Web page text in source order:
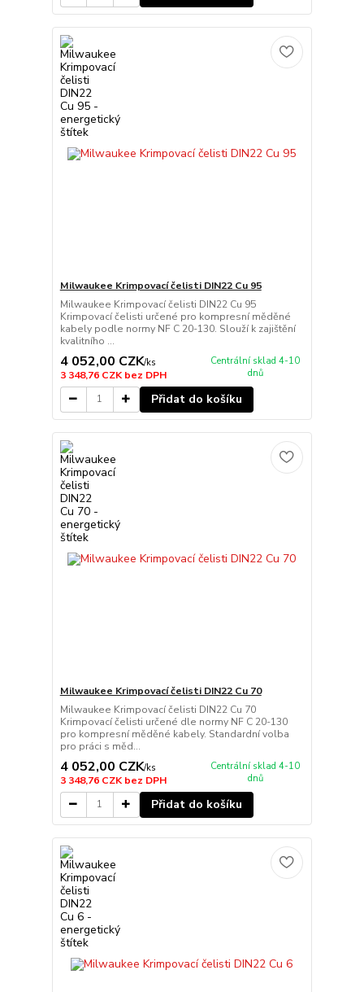
Milwaukee Krimpovací čelisti DIN22 Cu 95
Milwaukee Krimpovací čelisti DIN22 Cu 95
Krimpovací čelisti určené pro kompresní měděné
kabely podle normy NF C 20-130. Slouží k zajištění
kvalitního ...
4 052,00 CZK/ks
3 348,76 CZKbez DPH
Centrální sklad 4-10
dnů
Přidat do košíku
Milwaukee Krimpovací čelisti DIN22 Cu 70
Milwaukee Krimpovací čelisti DIN22 Cu 70
Krimpovací čelisti určené dle normy NF C 20-130
pro kompresní měděné kabely. Standardní volba
pro práci s měd...
4 052,00 CZK/ks
3 348,76 CZKbez DPH
Centrální sklad 4-10
dnů
Přidat do košíku